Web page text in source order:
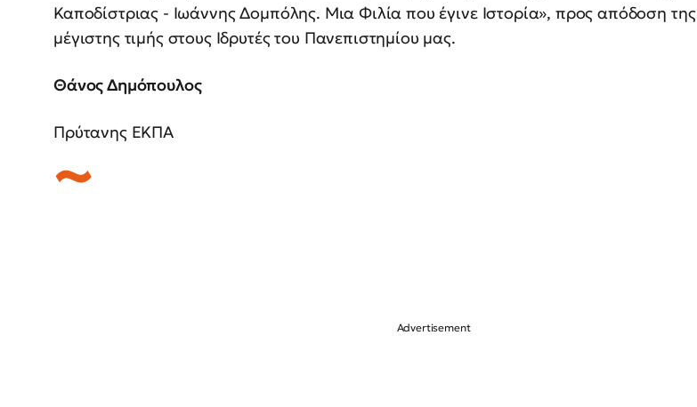
Καποδίστριας - Ιωάννης Δομπόλης. Μια Φιλία που έγινε Ιστορία», προς απόδοση της
μέγιστης τιμής στους Ιδρυτές του Πανεπιστημίου μας.
Θάνος Δημόπουλος
Πρύτανης ΕΚΠΑ